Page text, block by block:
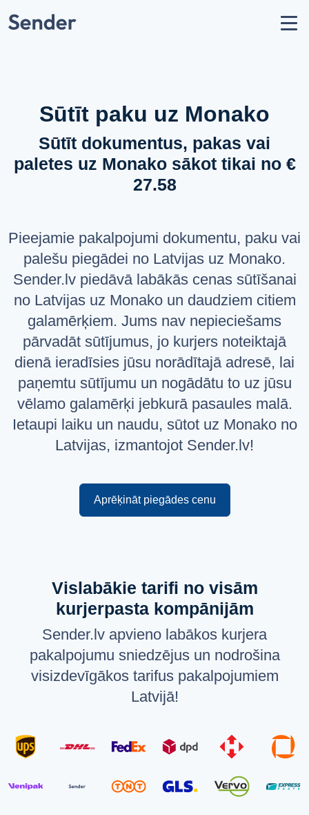
Nosūtīt sūtījumu
Pārvadātāju partneri
Aizliegumi un ierobežojumi
Jautājumi un atbildes
VALODA
Latviešu
Русский
English
Sūtīt paku uz Monako
Sūtīt dokumentus, pakas vai
paletes uz Monako sākot tikai no €
27.58
Pieejamie pakalpojumi dokumentu, paku vai
palešu piegādei no Latvijas uz Monako.
Sender.lv piedāvā labākās cenas sūtīšanai
no Latvijas uz Monako un daudziem citiem
galamērķiem. Jums nav nepieciešams
pārvadāt sūtījumus, jo kurjers noteiktajā
dienā ieradīsies jūsu norādītajā adresē, lai
paņemtu sūtījumu un nogādātu to uz jūsu
vēlamo galamērķi jebkurā pasaules malā.
Ietaupi laiku un naudu, sūtot uz Monako no
Latvijas, izmantojot Sender.lv!
Aprēķināt piegādes cenu
Vislabākie tarifi no visām
kurjerpasta kompānijām
Sender.lv apvieno labākos kurjera
pakalpojumu sniedzējus un nodrošina
visizdevīgākos tarifus pakalpojumiem
Latvijā!